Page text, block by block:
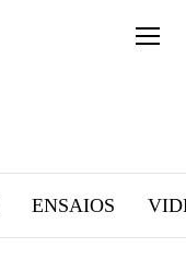
ENSAIOS